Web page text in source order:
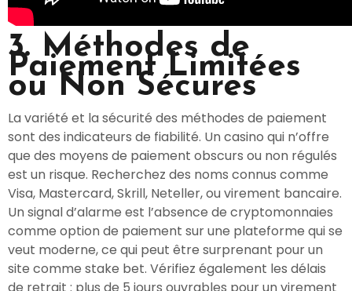
3. Méthodes de
Paiement Limitées
ou Non Sécures
La variété et la sécurité des méthodes de paiement
sont des indicateurs de fiabilité. Un casino qui n’offre
que des moyens de paiement obscurs ou non régulés
est un risque. Recherchez des noms connus comme
Visa, Mastercard, Skrill, Neteller, ou virement bancaire.
Un signal d’alarme est l’absence de cryptomonnaies
comme option de paiement sur une plateforme qui se
veut moderne, ce qui peut être surprenant pour un
site comme stake bet. Vérifiez également les délais